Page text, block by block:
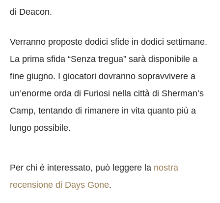
di Deacon.
Verranno proposte dodici sfide in dodici settimane.
La prima sfida “Senza tregua” sarà disponibile a
fine giugno. I giocatori dovranno sopravvivere a
un’enorme orda di Furiosi nella città di Sherman’s
Camp, tentando di rimanere in vita quanto più a
lungo possibile.
Per chi è interessato, può leggere la nostra
recensione di Days Gone.